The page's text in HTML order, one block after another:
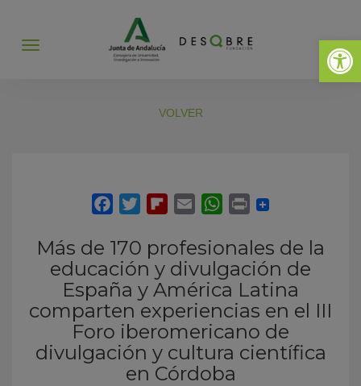
Abrir
Abrir
VOLVER
Más de 170 profesionales de la
educación y divulgación de
España y América Latina
comparten experiencias en el III
Foro iberomericano de
divulgación y cultura científica
en Córdoba